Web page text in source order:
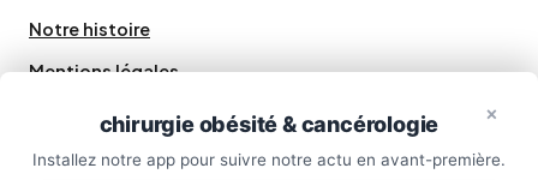
Notre histoire
Mentions légales
×
Un doute santé ? Je vous
oriente.
×
chirurgie obésité & cancérologie
Installez notre app pour suivre notre actu en avant-première.